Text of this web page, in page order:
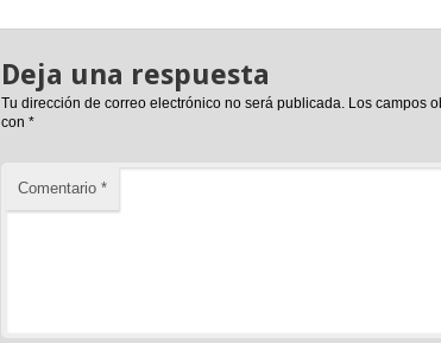
Deja una respuesta
Tu dirección de correo electrónico no será publicada. Los campos
con*
Comentario*